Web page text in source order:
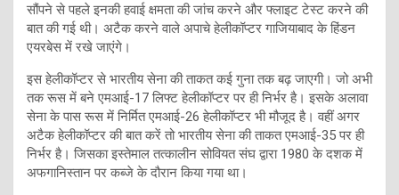
सौंपने से पहले इनकी हवाई क्षमता की जांच करने और फ्लाइट टेस्ट करने की
बात की गई थी। अटैक करने वाले अपाचे हेलीकॉप्टर गाजियाबाद के हिंडन
एयरबेस में रखे जाएंगे।
इस हेलीकॉप्टर से भारतीय सेना की ताकत कई गुना तक बढ़ जाएगी। जो अभी
तक रूस में बने एमआई-17 लिफ्ट हेलीकॉप्टर पर ही निर्भर है। इसके अलावा
सेना के पास रूस में निर्मित एमआई-26 हेलीकॉप्टर भी मौजूद है। वहीं अगर
अटैक हेलीकॉप्टर की बात करें तो भारतीय सेना की ताकत एमआई-35 पर ही
निर्भर है। जिसका इस्तेमाल तत्कालीन सोवियत संघ द्वारा 1980 के दशक में
अफगानिस्तान पर कब्जे के दौरान किया गया था।